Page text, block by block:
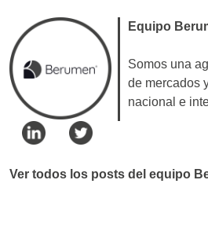
Equipo
Somos una
de mercados
nacional e
Ver todos los posts del equipo